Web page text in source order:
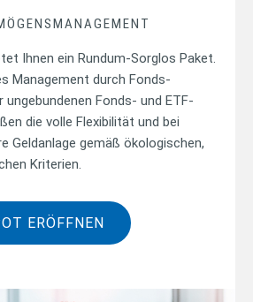
Ihnen ein Rundum-Sorglos Paket.
Management durch Fonds­
Fonds- und ETF-
die volle Flexibilität und bei
Geldanlage gemäß ökologischen,
Kriterien.
ERÖFFNEN